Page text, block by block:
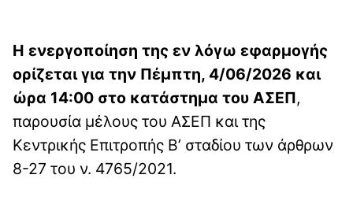
Η ενεργοποίηση της εν λόγω εφαρμογής
ορίζεται για την Πέμπτη, 4/06/2026 και
ώρα 14:00 στο κατάστημα του ΑΣΕΠ,
παρουσία μέλους του ΑΣΕΠ και της
Κεντρικής Επιτροπής Β’ σταδίου των άρθρων
8-27 του ν. 4765/2021.